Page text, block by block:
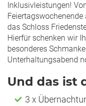
Inklusivleistungen!
das Schloss
Hierfür schenken wir
besonderes
Unterhaltungsabend
Und das ist
3 x